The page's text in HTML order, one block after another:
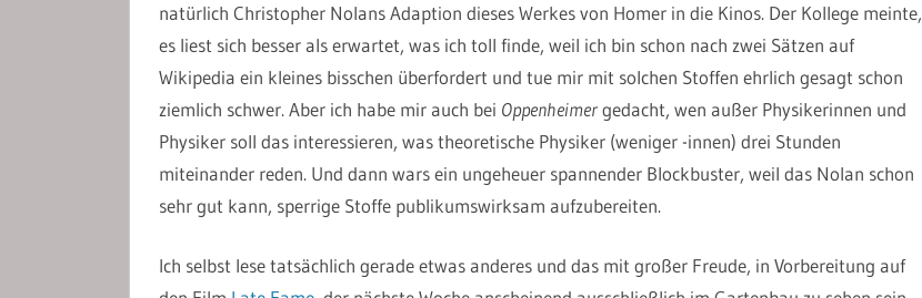
natürlich Christopher Nolans Adaption dieses Werkes von Homer in die Kinos. Der Kollege meinte,
es liest sich besser als erwartet, was ich toll finde, weil ich bin schon nach zwei Sätzen auf
Wikipedia ein kleines bisschen überfordert und tue mir mit solchen Stoffen ehrlich gesagt schon
ziemlich schwer. Aber ich habe mir auch bei Oppenheimergedacht, wen außer Physikerinnen und
Physiker soll das interessieren, was theoretische Physiker (weniger -innen) drei Stunden
miteinander reden. Und dann wars ein ungeheuer spannender Blockbuster, weil das Nolan schon
sehr gut kann, sperrige Stoffe publikumswirksam aufzubereiten.
Ich selbst lese tatsächlich gerade etwas anderes und das mit großer Freude, in Vorbereitung auf